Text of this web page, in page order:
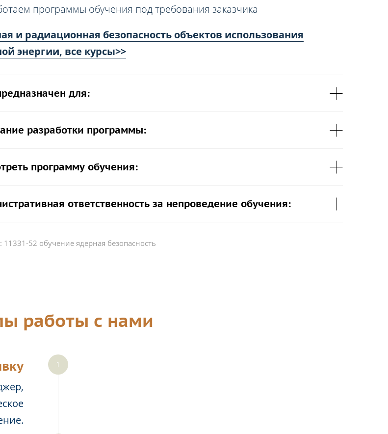
программы обучения под требования заказчика
и радиационная безопасность объектов использования
энергии, все курсы>>
для:
разработки программы:
программу обучения:
ответственность за непроведение обучения:
11331-52 обучение ядерная безопасность
работы с нами